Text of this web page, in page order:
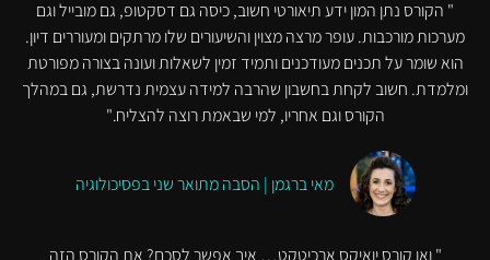
" הקורס נתן המון ידע תיאורטי חשוב, כיסה גם דסקטופ, גם מובייל וגם
מערכות מורכבות. עופר מרצה מצוין והשיעורים שלו מרתקים ומעוררים דיון.
הוא שומר על תכנים מעודכנים ותמיד זמין לשאלות ועונה בצורה מפורטת
ומלמדת. חשוב לקחת בחשבון שהרבה למידה עצמית נדרשת, גם במהלך
הקורס וגם אחריו, למי שבאמת רוצה להצליח."
מאי ברגמן | הסבה מתואר שני בפסיכולוגיה